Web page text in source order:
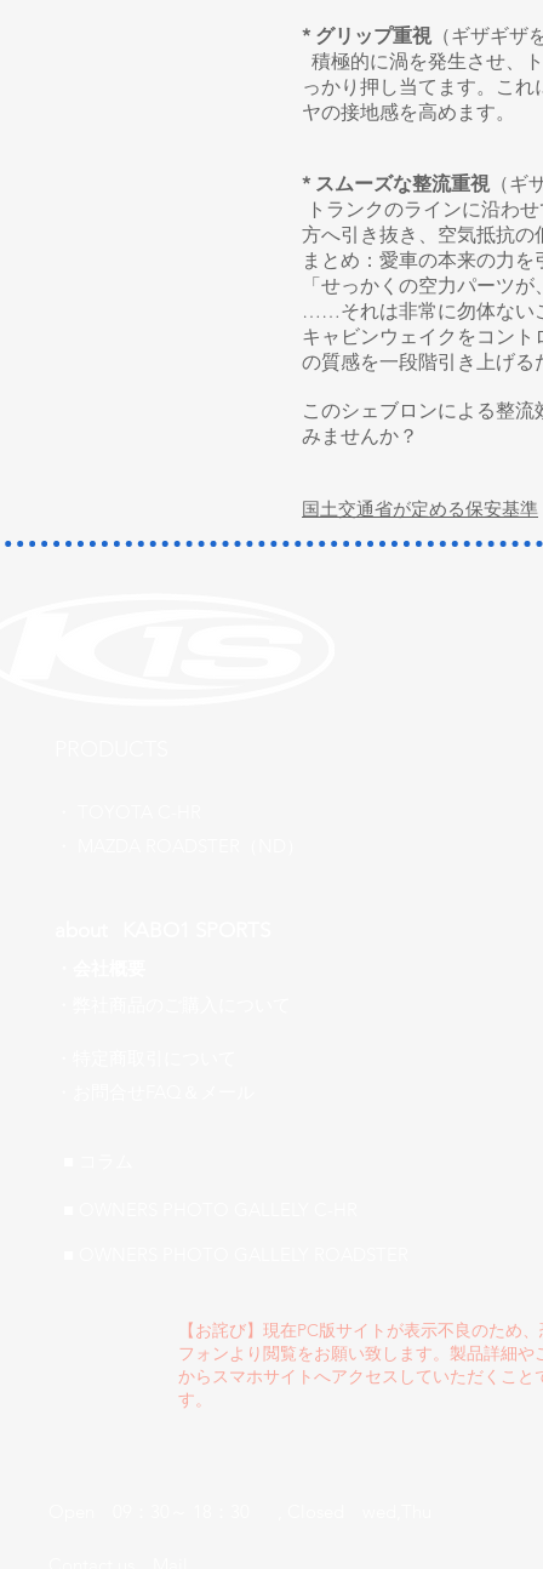
* グリップ重視 （ギザギザ
積極的に渦を発生させ、
っかり押し当てます。こ
ヤの接地感を高めます。
* スムーズな整流重視 （ギ
トランクのラインに沿わ
方へ引き抜き、空気抵抗
まとめ：愛車の本来の力を
「せっかくの空力パーツ
……それは非常に勿体ない
キャビンウェイクをコン
の質感を一段階引き上げ
このシェブロンによる整
みませんか？
​国土交通省が定める保安基準
【お詫び】現在PC版サイトが表示不良のため
フォンより閲覧をお願い致します。製品詳細や
からスマホサイトへアクセスしていただくこと
す。